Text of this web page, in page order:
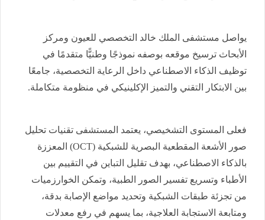
يواصل مستشفى الملك خالد التخصصي للعيون ومركز
الأبحاث ترسيخ موقعه بوصفه نموذجًا وطنيًّا متقدمًا في
توظيف الذكاء الاصطناعي داخل الرعاية التخصصية، جامعًا
بين الابتكار التقني والتميز الإكلينيكي في منظومة متكاملة.
فعلى المستوى التشخيصي، يعتمد المستشفى تقنيات تحليل
صور الأشعة المقطعية البصرية للشبكية (OCT) المعززة
بالذكاء الاصطناعي، بهدف تقليل التباين في التقييم بين
الأطباء وتسريع تفسير الصور الطبية، وتمكن الخوارزميات
من تجزئة طبقات الشبكية وتحديد مواضع الإصابة بدقة،
ومتابعة الاستجابة العلاجية، بما يسهم في رفع معدلات